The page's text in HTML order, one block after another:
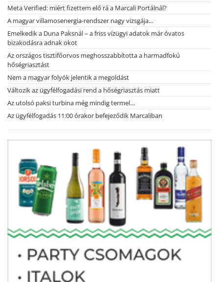
Meta Verified: miért fizettem elő rá a Marcali Portálnál?
A magyar villamosenergia-rendszer nagy vizsgája…
Emelkedik a Duna Paksnál – a friss vízügyi adatok már óvatos
bizakodásra adnak okot
Az országos tisztifőorvos meghosszabbította a harmadfokú
hőségriasztást
Nem a magyar folyók jelentik a megoldást
Változik az ügyfélfogadási rend a hőségriasztás miatt
Az utolsó paksi turbina még mindig termel…
Az ügyfélfogadás 11:00 órakor befejeződik Marcaliban